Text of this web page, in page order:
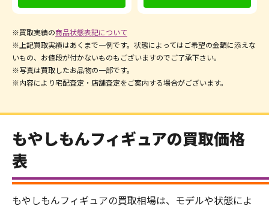
※買取実績の商品状態表記について
※上記買取実績はあくまで一例です。状態によってはご希望の金額に添えな
いもの、お値段が付かないものもございますのでご了承下さい。
※写真は買取したお品物の一部です。
※内容により宅配査定・店舗査定をご案内する場合がございます。
もやしもんフィギュアの買取価格
表
もやしもんフィギュアの買取相場は、モデルや状態によ